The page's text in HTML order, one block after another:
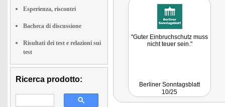
Esperienza, riscontri
Bacheca di discussione
Risultati dei test e relazioni sui
test
Ricerca prodotto:
"Guter Einbruchschutz muss
nicht teuer sein."
Berliner Sonntagsblatt
10/25